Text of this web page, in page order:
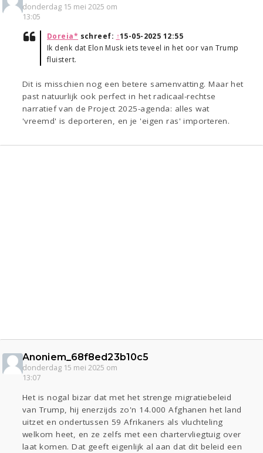
donderdag 15 mei 2025 om
13:05
Doreia* schreef: ↑15-05-2025 12:55
Ik denk dat Elon Musk iets teveel in het oor van Trump
fluistert.
Dit is misschien nog een betere samenvatting. Maar het
past natuurlijk ook perfect in het radicaal-rechtse
narratief van de Project 2025-agenda: alles wat
'vreemd' is deporteren, en je 'eigen ras' importeren.
Anoniem_68f8ed23b10c5
donderdag 15 mei 2025 om
13:07
Het is nogal bizar dat met het strenge migratiebeleid
van Trump, hij enerzijds zo'n 14.000 Afghanen het land
uitzet en ondertussen 59 Afrikaners als vluchteling
welkom heet, en ze zelfs met een chartervliegtuig over
laat komen. Dat geeft eigenlijk al aan dat dit beleid een